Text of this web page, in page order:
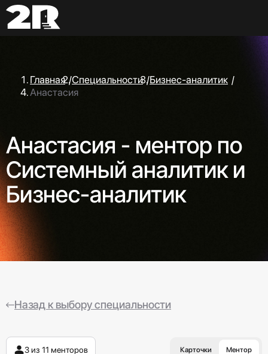
Главная /Специальности /Бизнес-аналитик /
Анастасия
Анастасия - ментор по
Системный аналитик и
Бизнес-аналитик
Назад к выбору специальности
3 из 11 менторов Карточки Ментор